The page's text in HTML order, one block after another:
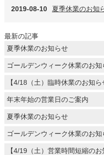
2019-08-10 夏季休業のお知
最新の記事
夏季休業のお知らせ
ゴールデンウィーク休業のお知
【4/18（土）臨時休業のお知ら
年末年始の営業日のご案内
夏季休業のお知らせ
ゴールデンウィーク休業のお知
【4/19（土）営業時間短縮のお